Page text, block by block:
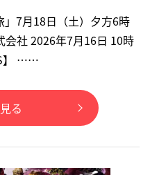
7月18日（土）夕方6時
社 2026年7月16日 10時
】 ……
る